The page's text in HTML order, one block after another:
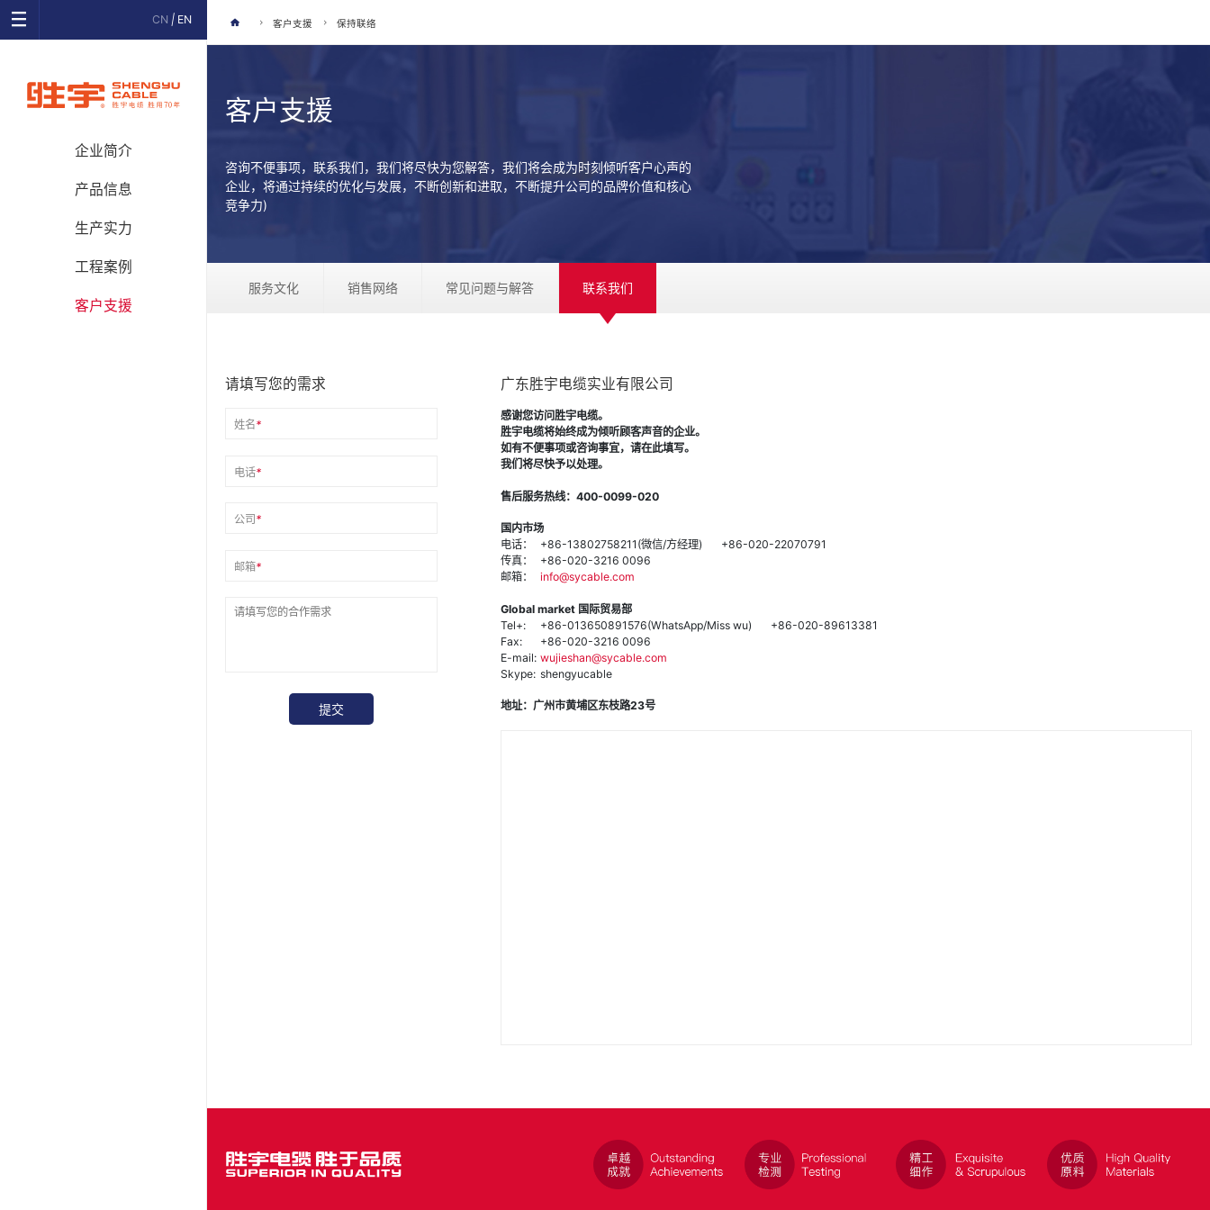
CN | EN
企业简介
产品信息
生产实力
工程案例
客户支援
客户支援 保持联络
客户支援
咨询不便事项，联系我们，我们将尽快为您解答，我们将会成为时刻倾听客户心声的
企业，将通过持续的优化与发展，不断创新和进取，不断提升公司的品牌价值和核心
竞争力)
服务文化 销售网络 常见问题与解答 联系我们
请填写您的需求
姓名*
电话*
公司 *
邮箱*
广东胜宇电缆实业有限公司
感谢您访问胜宇电缆。
胜宇电缆将始终成为倾听顾客声音的企业。
如有不便事项或咨询事宜，请在此填写。
我们将尽快予以处理。
售后服务热线：400-0099-020
国内市场
电话：
+86-13802758211(微信/方经理)
+86-020-22070791
传真：
+86-020-3216 0096
邮箱：
info@sycable.com
Global market 国际贸易部
Tel+:
+86-013650891576(WhatsApp/Miss wu)
+86-020-89613381
Fax:
+86-020-3216 0096
E-mail: wujieshan@sycable.com
Skype: shengyucable
地址：广州市黄埔区东枝路23号